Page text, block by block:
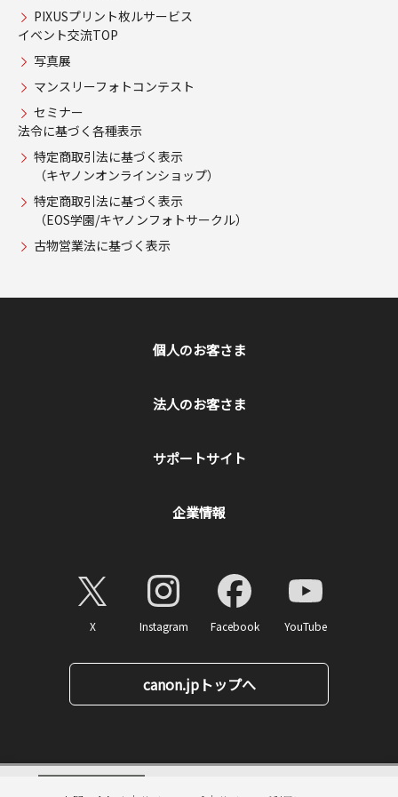
PIXUSプリント枚ルサービス
イベント交流TOP
写真展
マンスリーフォトコンテスト
セミナー
法令に基づく各種表示
特定商取引法に基づく表示
（キヤノンオンラインショップ）
特定商取引法に基づく表示
（EOS学園/キヤノンフォトサークル）
古物営業法に基づく表示
個人のお客さま
法人のお客さま
サポートサイト
企業情報
X Instagram Facebook YouTube
canon.jpトップへ